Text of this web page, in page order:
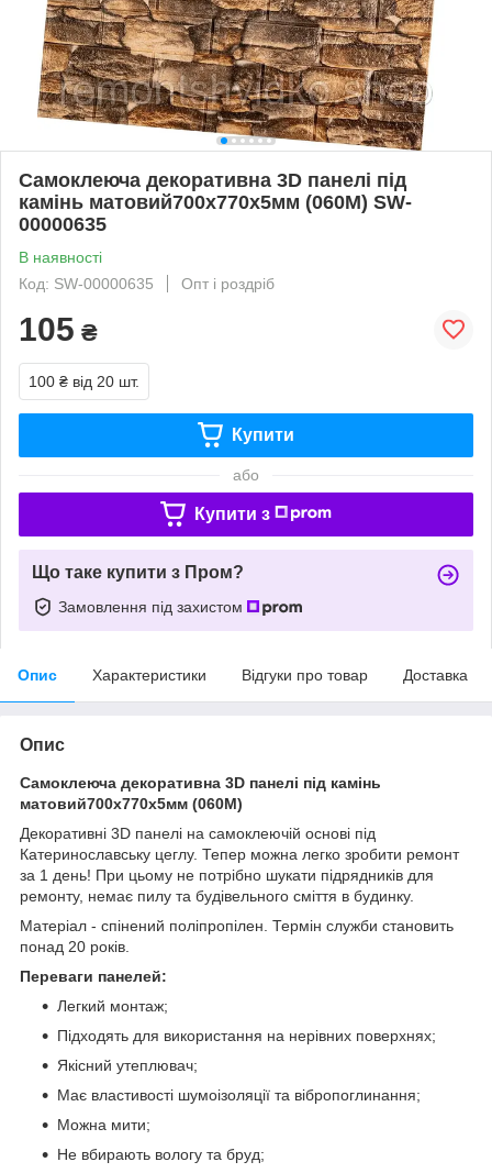
Самоклеюча декоративна 3D панелі під
камінь матовий700х770х5мм (060M) SW-
00000635
В наявності
Код: SW-00000635
Опт і роздріб
105 ₴
100 ₴ від 20 шт.
Купити
або
Купити з
Що таке купити з Пром?
Замовлення під захистом
Опис Характеристики Відгуки про товар Доставка
Опис
Самоклеюча декоративна 3D панелі під камінь
матовий700х770х5мм (060M)
Декоративні 3D панелі на самоклеючій основі під
Катеринославську цеглу. Тепер можна легко зробити ремонт
за 1 день! При цьому не потрібно шукати підрядників для
ремонту, немає пилу та будівельного сміття в будинку.
Матеріал - спінений поліпропілен. Термін служби становить
понад 20 років.
Переваги панелей:
Легкий монтаж;
Підходять для використання на нерівних поверхнях;
Якісний утеплювач;
Має властивості шумоізоляції та вібропоглинання;
Можна мити;
Не вбирають вологу та бруд;